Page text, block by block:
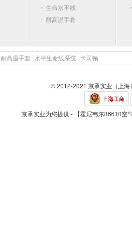
生命水平线
耐高温手套
耐高温手套 水平生命线系统 卡司顿
© 2012-2021 京承实业（上
京承实业为您提供 - 【霍尼韦尔86610空